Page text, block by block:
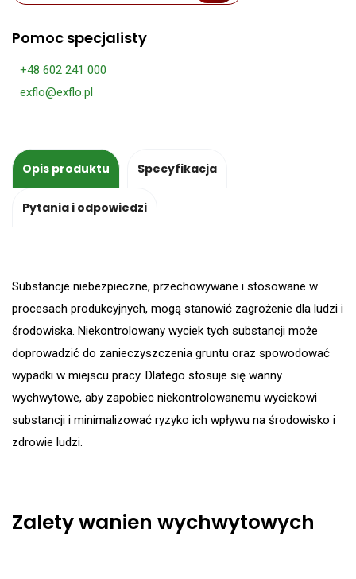
Pomoc specjalisty
+48 602 241 000
exflo@exflo.pl
Opis produktu Specyfikacja
Pytania i odpowiedzi
Substancje niebezpieczne, przechowywane i stosowane w
procesach produkcyjnych, mogą stanowić zagrożenie dla ludzi i
środowiska. Niekontrolowany wyciek tych substancji może
doprowadzić do zanieczyszczenia gruntu oraz spowodować
wypadki w miejscu pracy. Dlatego stosuje się wanny
wychwytowe, aby zapobiec niekontrolowanemu wyciekowi
substancji i minimalizować ryzyko ich wpływu na środowisko i
zdrowie ludzi.
Zalety wanien wychwytowych